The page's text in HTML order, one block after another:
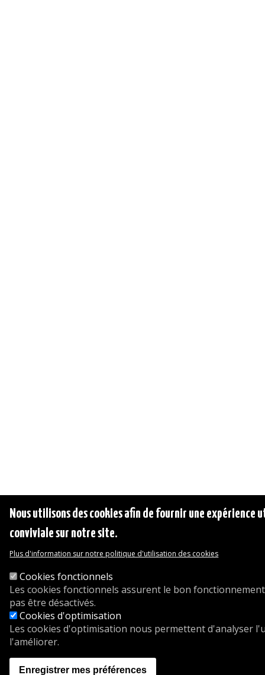
Nous utilisons des cookies afin de fournir une
conviviale sur notre site.
Plus d'information sur notre politique d'utilisation des cookies
Cookies fonctionnels
Les cookies fonctionnels assurent le bon
pas être désactivés.
Cookies d'optimisation
Les cookies d'optimisation nous permettent d'analyser
l'améliorer.
Enregistrer mes préférences